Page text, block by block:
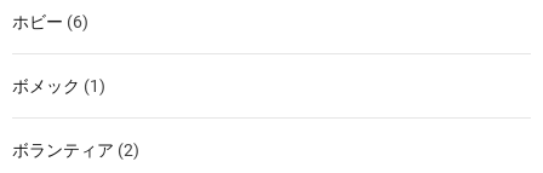
ホビー (6)
ボメック (1)
ボランティア (2)